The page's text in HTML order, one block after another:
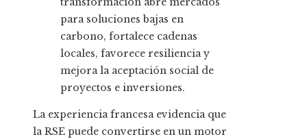
para soluciones bajas en
carbono, fortalece cadenas
locales, favorece resiliencia y
mejora la aceptación social de
proyectos e inversiones.
La experiencia francesa evidencia que
la RSE puede convertirse en un motor